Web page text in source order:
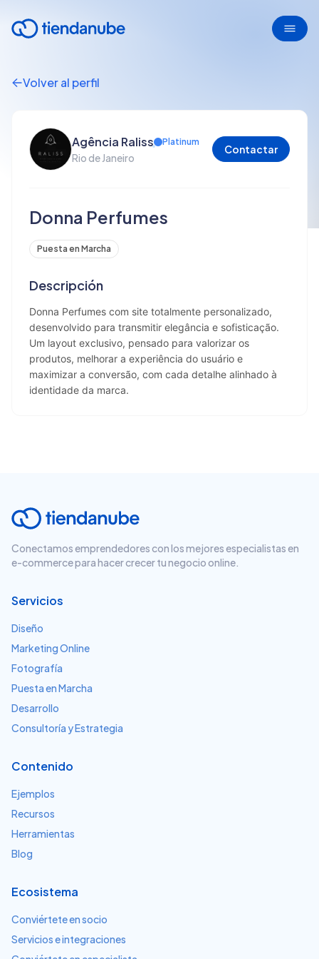
Volver al perfil
Agência Raliss Platinum
Rio de Janeiro
Contactar
Donna Perfumes
Puesta en Marcha
Descripción
Donna Perfumes com site totalmente personalizado,
desenvolvido para transmitir elegância e sofisticação.
Um layout exclusivo, pensado para valorizar os
produtos, melhorar a experiência do usuário e
maximizar a conversão, com cada detalhe alinhado à
identidade da marca.
Conectamos emprendedores con los mejores especialistas en
e-commerce para hacer crecer tu negocio online.
Servicios
Diseño
Marketing Online
Fotografía
Puesta en Marcha
Desarrollo
Consultoría y Estrategia
Contenido
Ejemplos
Recursos
Herramientas
Blog
Ecosistema
Conviértete en socio
Servicios e integraciones